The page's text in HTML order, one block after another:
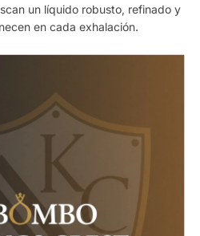
un líquido robusto, refinado y
en cada exhalación.